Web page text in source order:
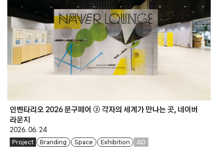
인벤타리오 2026 문구페어 ② 각자의 세계가 만나는 곳, 네이버
라운지
2026. 06. 24
Project Branding Space Exhibition AD